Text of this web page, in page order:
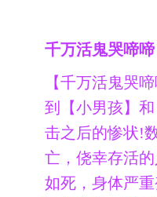
千万活鬼哭啼
【千万活鬼哭
到【小男孩】
击之后的惨状!
亡，侥幸存活
如死，身体严